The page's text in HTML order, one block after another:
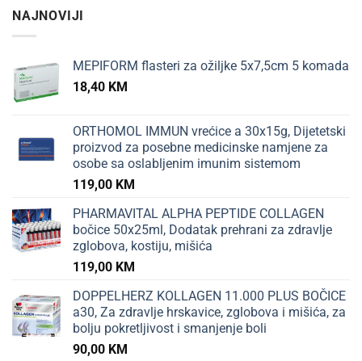
NAJNOVIJI
MEPIFORM flasteri za ožiljke 5x7,5cm 5 komada
18,40 KM
ORTHOMOL IMMUN vrećice a 30x15g, Dijetetski
proizvod za posebne medicinske namjene za
osobe sa oslabljenim imunim sistemom
119,00 KM
PHARMAVITAL ALPHA PEPTIDE COLLAGEN
bočice 50x25ml, Dodatak prehrani za zdravlje
zglobova, kostiju, mišića
119,00 KM
DOPPELHERZ KOLLAGEN 11.000 PLUS BOČICE
a30, Za zdravlje hrskavice, zglobova i mišića, za
bolju pokretljivost i smanjenje boli
90,00 KM